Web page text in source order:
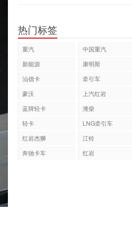
热门标签
重汽 中国重汽
新能源
康明斯
汕德卡
牵引车
豪沃
上汽红岩
蓝牌轻卡
潍柴
轻卡
LNG牵引车
红岩杰狮
江铃
奔驰卡车
红岩